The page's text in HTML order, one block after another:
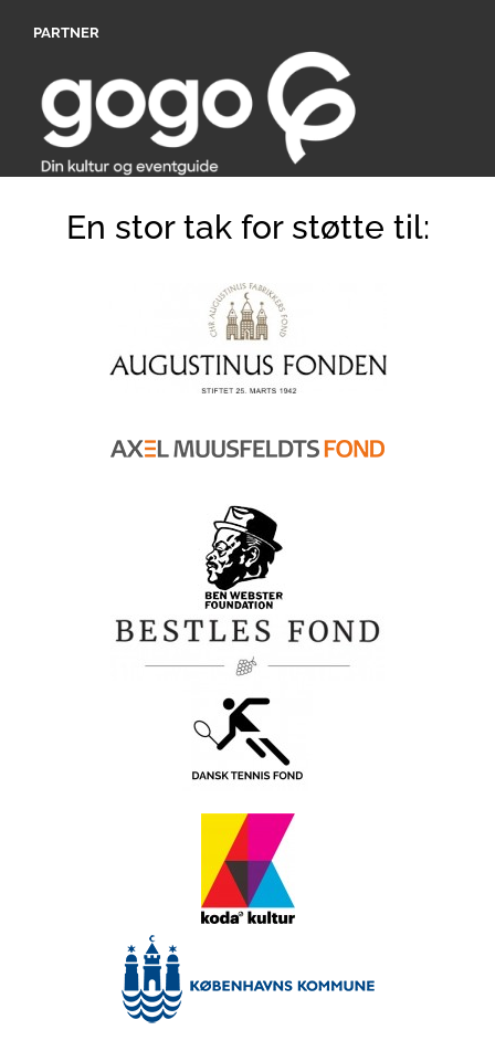
PARTNER
En stor tak for støtte til: